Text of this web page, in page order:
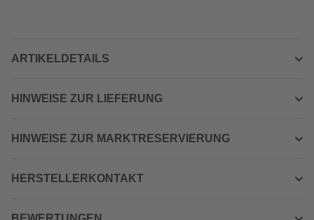
ARTIKELDETAILS
HINWEISE ZUR LIEFERUNG
HINWEISE ZUR MARKTRESERVIERUNG
HERSTELLERKONTAKT